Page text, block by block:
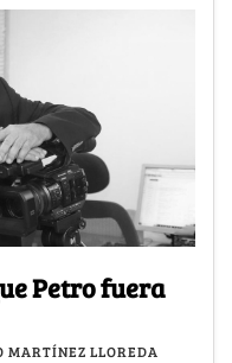
Petro fuera
MARTÍNEZ LLOREDA